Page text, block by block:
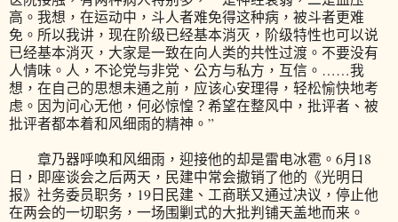
高。我想，在运动中，斗人者难免得这种病，被斗者更难
免。所以我讲，现在阶级已经基本消灭，阶级特性也可以说
已经基本消灭，大家是一致在向人类的共性过渡。不要没有
人情味。人，不论党与非党、公方与私方，互信。……我
想，在自己的思想未通之前，应该心安理得，轻松愉快地考
虑。因为问心无他，何必惊惶？希望在整风中，批评者、被
批评者都本着和风细雨的精神。”
章乃器呼唤和风细雨，迎接他的却是雷电冰雹。6月18
日，即座谈会之后两天，民建中常会撤销了他的《光明日
报》社务委员职务，19日民建、工商联又通过决议，停止他
在两会的一切职务，一场围剿式的大批判铺天盖地而来。